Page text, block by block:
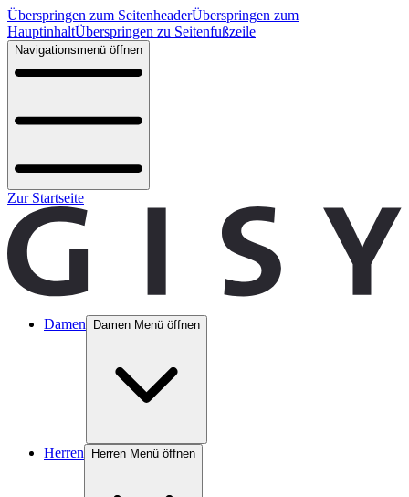
Überspringen zum SeitenheaderÜberspringen zum
HauptinhaltÜberspringen zu Seitenfußzeile
Navigationsmenü öffnen
Zur Startseite
Damen Damen Menü öffnen
Herren Herren Menü öffnen